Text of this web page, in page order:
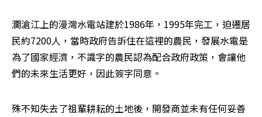
瀾滄江上的漫灣水電站建於1986年，1995年完工，迫遷居
民約7200人，當時政府告訴住在這裡的農民，發展水電是
為了國家經濟，不識字的農民認為配合政府政策，會讓他
們的未來生活更好，因此簽字同意。
殊不知失去了祖輩耕耘的土地後，開發商並未有任何妥善